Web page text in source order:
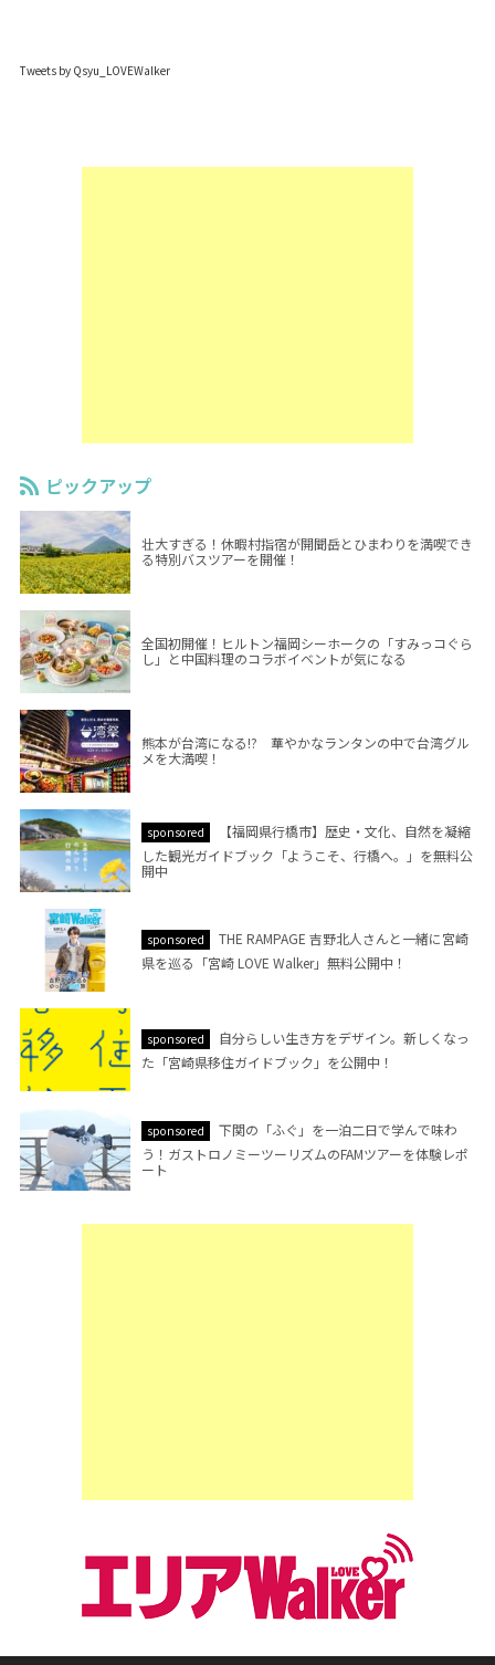
Tweets by Qsyu_LOVEWalker
ピックアップ
壮大すぎる！休暇村指宿が開聞岳とひまわりを満喫でき
る特別バスツアーを開催！
全国初開催！ヒルトン福岡シーホークの「すみっコぐら
し」と中国料理のコラボイベントが気になる
熊本が台湾になる!? 華やかなランタンの中で台湾グル
メを大満喫！
sponsored
【福岡県行橋市】歴史・文化、自然を凝縮
した観光ガイドブック「ようこそ、行橋へ。」を無料公
開中
sponsored
THE RAMPAGE 吉野北人さんと一緒に宮崎
県を巡る「宮崎 LOVE Walker」無料公開中！
sponsored
自分らしい生き方をデザイン。新しくなっ
た「宮崎県移住ガイドブック」を公開中！
sponsored
下関の「ふぐ」を一泊二日で学んで味わ
う！ガストロノミーツーリズムのFAMツアーを体験レポ
ート